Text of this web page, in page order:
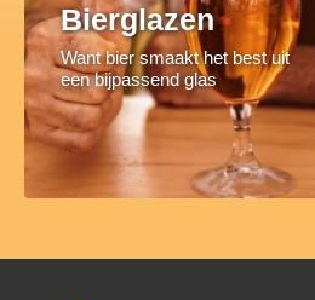
Bierglazen
Want bier smaakt het best uit
een bijpassend glas